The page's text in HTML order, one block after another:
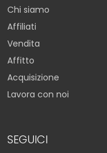
Chi siamo
Affiliati
Vendita
Affitto
Acquisizione
Lavora con noi
SEGUICI